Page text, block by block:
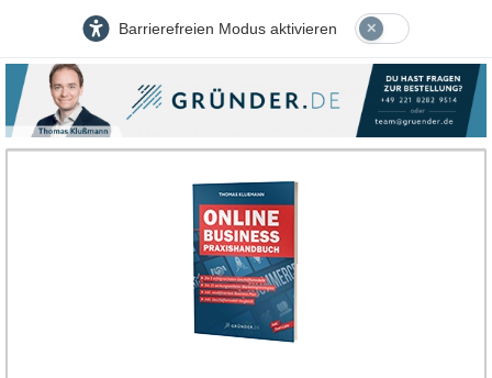
Barrierefreien Modus aktivieren